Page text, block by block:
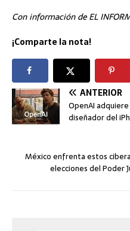
Con información de EL
¡Comparte la nota!
ANTERIOR
OpenAI
diseñador del
México enfrenta estos
elecciones del Poder